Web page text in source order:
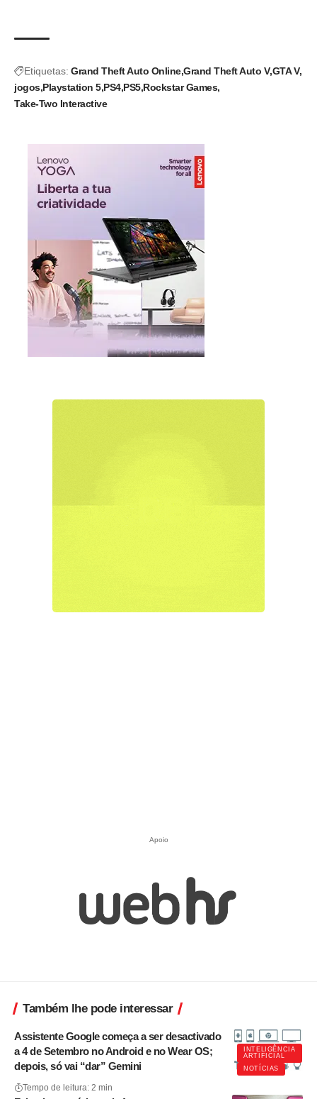
Etiquetas: Grand Theft Auto Online Grand Theft Auto V GTA V
jogos Playstation 5 PS4 PS5 Rockstar Games
Take-Two Interactive
Apoio
Também lhe pode interessar
INTELIGÊNCIA
ARTIFICIAL
NOTÍCIAS
Assistente Google começa a ser desactivado
a 4 de Setembro no Android e no Wear OS;
depois, só vai “dar” Gemini
Tempo de leitura: 2 min